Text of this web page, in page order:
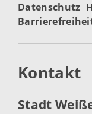
Datenschutz
Kontakt
Stadt